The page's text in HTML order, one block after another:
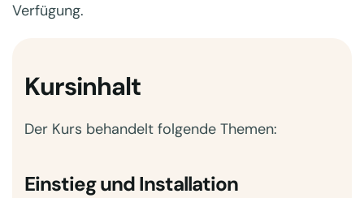
Verfügung.
Kursinhalt
Der Kurs behandelt folgende Themen:
Einstieg und Installation